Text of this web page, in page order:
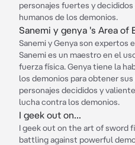
personajes fuertes y
humanos de los demonios.
Sanemi y genya 's Area of
Sanemi y Genya son expertos
Sanemi es un maestro en el
fuerza física. Genya tiene la
los demonios para obtener
personajes decididos y
lucha contra los demonios.
I geek out on...
I geek out on the art of sword
battling against powerful